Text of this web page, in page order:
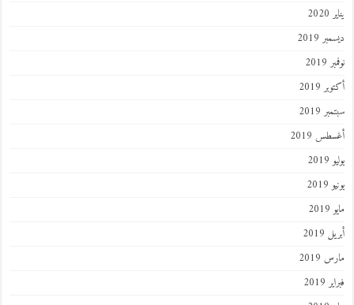
يناير 2020
ديسمبر 2019
نوفمبر 2019
أكتوبر 2019
سبتمبر 2019
أغسطس 2019
يوليو 2019
يونيو 2019
مايو 2019
أبريل 2019
مارس 2019
فبراير 2019